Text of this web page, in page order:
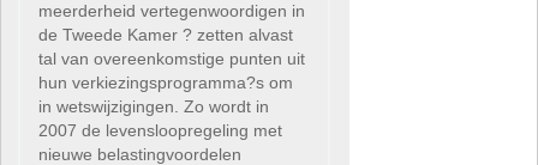
meerderheid vertegenwoordigen in
de Tweede Kamer ? zetten alvast
tal van overeenkomstige punten uit
hun verkiezingsprogramma?s om
in wetswijzigingen. Zo wordt in
2007 de levensloopregeling met
nieuwe belastingvoordelen